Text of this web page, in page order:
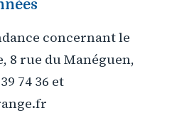
concernant le
8 rue du Manéguen,
74 36 et